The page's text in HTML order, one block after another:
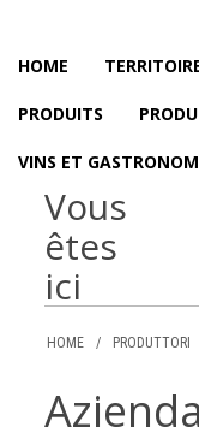
HOME
PRODUITS
VINS ET
Vous
êtes
ici
HOME / PRODUTTORI